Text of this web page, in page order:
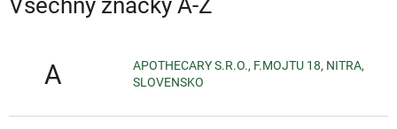
Všechny značky A-Z
A
APOTHECARY S.R.O., F.MOJTU 18, NITRA,
SLOVENSKO